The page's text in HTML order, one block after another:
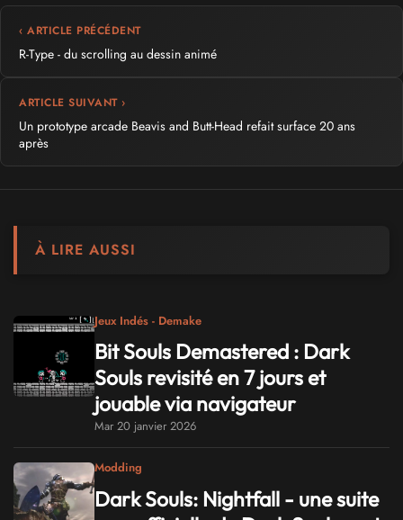
‹ ARTICLE PRÉCÉDENT
R-Type - du scrolling au dessin animé
ARTICLE SUIVANT ›
Un prototype arcade Beavis and Butt-Head refait surface 20 ans
après
À LIRE AUSSI
Jeux Indés - Demake
Bit Souls Demastered : Dark
Souls revisité en 7 jours et
jouable via navigateur
Mar 20 janvier 2026
Modding
Dark Souls: Nightfall - une suite